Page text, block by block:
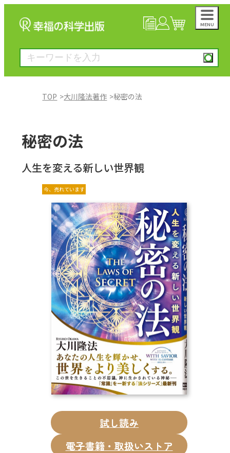
MENU
絵本
雑誌
CD
DVD・ブルーレイ
雑貨
外国語
TOP 大川隆法著作 秘密の法
秘密の法
人生を変える新しい世界観
今、売れています
試し読み
電子書籍・取扱いストア